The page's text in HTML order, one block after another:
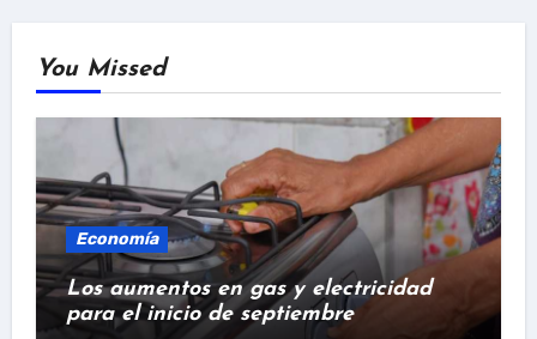
You Missed
Economía
Los aumentos en gas y electricidad
para el inicio de septiembre